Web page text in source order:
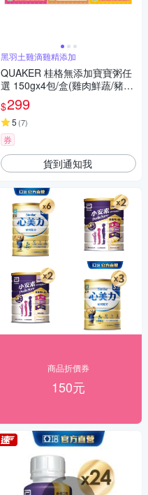
黑羽土雞滴雞精添加
QUAKER 桂格無添加寶寶粥任
選 150gx4包/盒(雞肉鮮蔬/豬肉
鮮蔬/南瓜豆奶)
$299
5 (7)
券
貨到通知我
商品折價券
150元